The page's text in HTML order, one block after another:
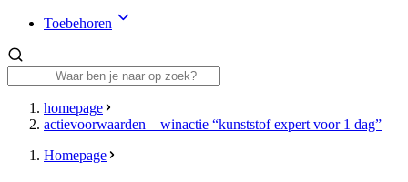
Toebehoren
homepage
actievoorwaarden – winactie “kunststof expert voor 1 dag”
Homepage